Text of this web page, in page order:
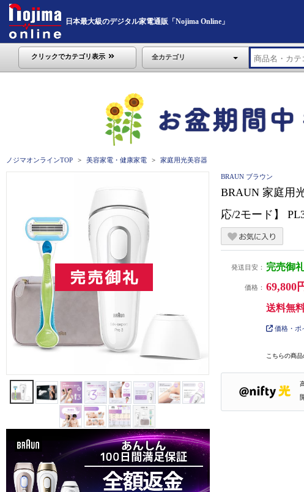
日本最大級のデジタル家電通販「Nojima Online」
クリックでカテゴリ表示 全カテゴリ
ノジマオンラインTOP 美容家電・健康家電 家庭用光美容器
BRAUN ブラウン
BRAUN 家庭用
応/2モード】
発送目安： 完売御
価格： 69,800
送料無
価格・ポ
こちらの商